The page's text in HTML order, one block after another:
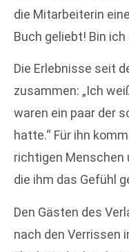
die Mitarbeiterin
Buch geliebt! Bin
Die Erlebnisse seit
zusammen: „Ich
waren ein paar der
hatte.“ Für ihn
richtigen Menschen
die ihm das Gefühl
Den Gästen des
nach den Verrissen